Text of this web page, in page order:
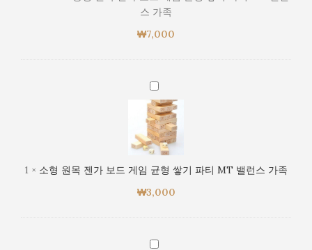
보
드
게
형
기
파
티
MT
밸
런
스 가족
₩7,000
소
형
원
목
젠
보
드
균
1 × 소형 원목 젠가 보드 게임 균형 쌓기 파티 MT 밸런스 가족
₩3,000
대